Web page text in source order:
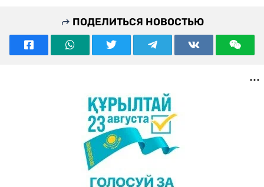
ПОДЕЛИТЬСЯ НОВОСТЬЮ